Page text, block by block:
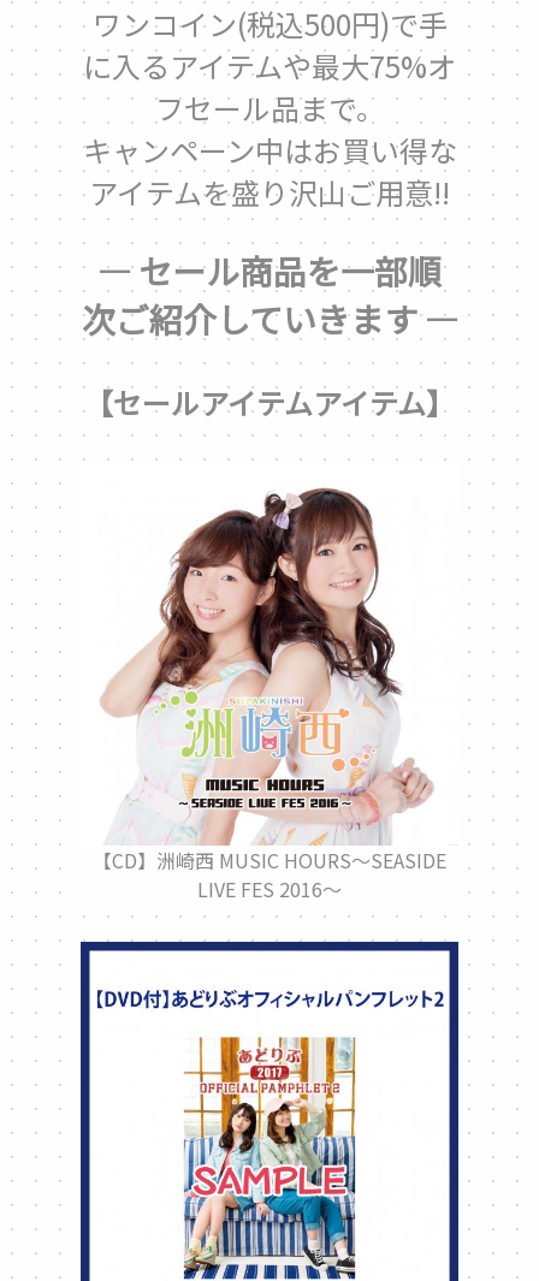
ワンコイン(税込500円)で手
に入るアイテムや最大75%オ
フセール品まで。
キャンペーン中はお買い得な
アイテムを盛り沢山ご用意!!
— セール商品を一部順
次ご紹介していきます —
【セールアイテムアイテム】
【CD】洲崎西 MUSIC HOURS～SEASIDE
LIVE FES 2016～